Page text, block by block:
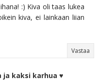
:) Kiva oli taas lukea
kiva, ei lainkaan liian
Vastaa
ja kaksi karhua ♥